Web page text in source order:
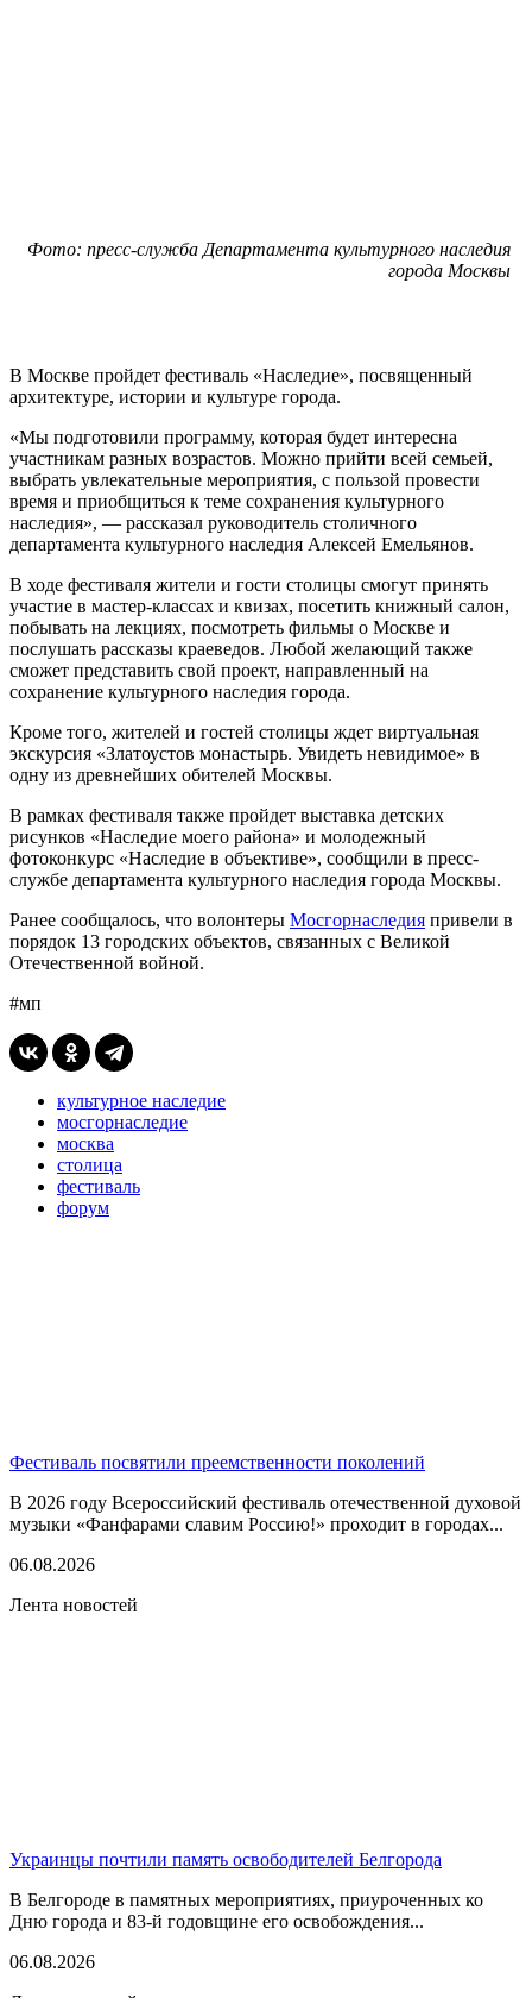
Фото: пресс-служба Департамента культурного наследия
города Москвы
В Москве пройдет фестиваль «Наследие», посвященный
архитектуре, истории и культуре города.
«Мы подготовили программу, которая будет интересна
участникам разных возрастов. Можно прийти всей семьей,
выбрать увлекательные мероприятия, с пользой провести
время и приобщиться к теме сохранения культурного
наследия», — рассказал руководитель столичного
департамента культурного наследия Алексей Емельянов.
В ходе фестиваля жители и гости столицы смогут принять
участие в мастер-классах и квизах, посетить книжный салон,
побывать на лекциях, посмотреть фильмы о Москве и
послушать рассказы краеведов. Любой желающий также
сможет представить свой проект, направленный на
сохранение культурного наследия города.
Кроме того, жителей и гостей столицы ждет виртуальная
экскурсия «Златоустов монастырь. Увидеть невидимое» в
одну из древнейших обителей Москвы.
В рамках фестиваля также пройдет выставка детских
рисунков «Наследие моего района» и молодежный
фотоконкурс «Наследие в объективе», сообщили в пресс-
службе департамента культурного наследия города Москвы.
Ранее сообщалось, что волонтеры Мосгорнаследия привели в
порядок 13 городских объектов, связанных с Великой
Отечественной войной.
#мп
культурное наследие
мосгорнаследие
москва
столица
фестиваль
форум
Фестиваль посвятили преемственности поколений
В 2026 году Всероссийский фестиваль отечественной духовой
музыки «Фанфарами славим Россию!» проходит в городах...
06.08.2026
Лента новостей
Украинцы почтили память освободителей Белгорода
В Белгороде в памятных мероприятиях, приуроченных ко
Дню города и 83-й годовщине его освобождения...
06.08.2026